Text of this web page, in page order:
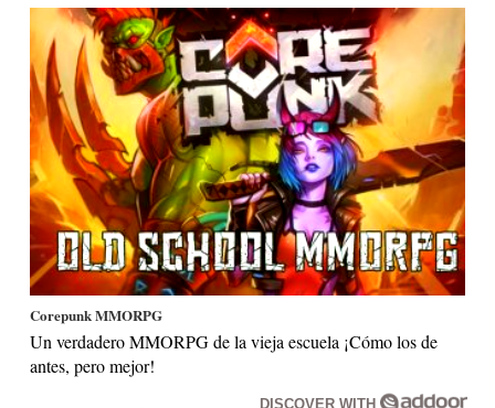
Corepunk MMORPG
Un verdadero MMORPG de la vieja escuela ¡Cómo los de
antes, pero mejor!
DISCOVER WITH